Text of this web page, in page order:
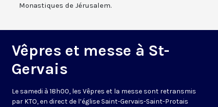
Monastiques de Jérusalem.
Vêpres et messe à St-
Gervais
Le samedi à 18h00, les Vêpres et la messe sont retransmis
par KTO, en direct de l’église Saint-Gervais-Saint-Protais